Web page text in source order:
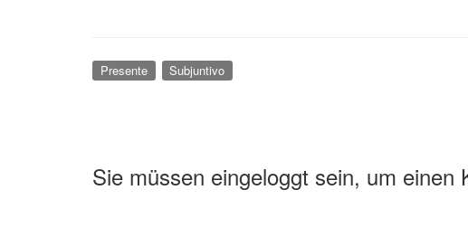
Presente Subjuntivo
Sie müssen eingeloggt sein, um einen